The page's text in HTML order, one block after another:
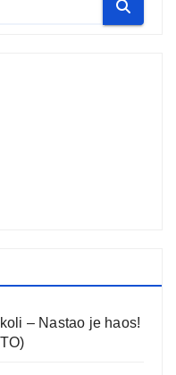
– Nastao je haos!